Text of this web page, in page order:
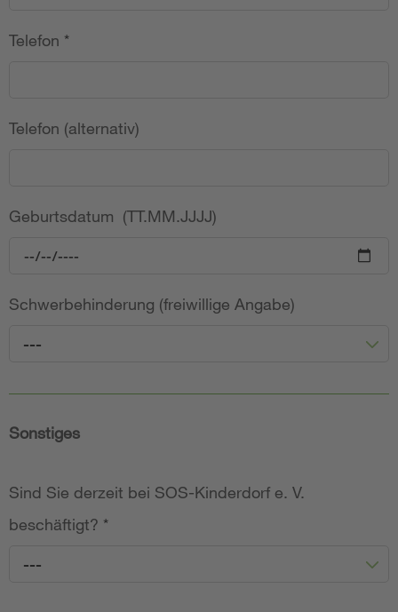
Telefon *
Telefon (alternativ)
Geburtsdatum (TT.MM.JJJJ)
Schwerbehinderung (freiwillige Angabe)
---
Sonstiges
Sind Sie derzeit bei SOS-Kinderdorf e. V.
beschäftigt? *
---